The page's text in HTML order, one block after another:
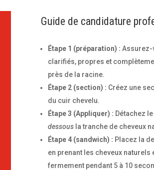
Guide de candidature
Étape 1 (préparation) : Assurez-
clarifiés, propres et
près de la racine.
Étape 2 (section) : Créez une
du cuir chevelu.
Étape 3 (Appliquer) : Détachez
dessousla tranche de cheveux
Étape 4 (sandwich) : Placez la
en prenant les cheveux naturels
fermement pendant 5 à 10